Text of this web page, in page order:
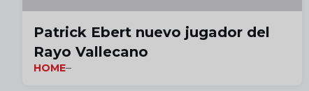
Patrick Ebert nuevo jugador del
Rayo Vallecano
HOME